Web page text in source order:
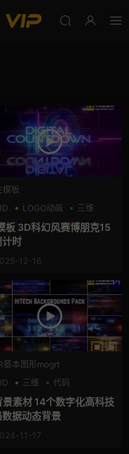
模板
LOGO动画 三维
板 3D科幻风赛博朋克15
时
12-16
基本图形mogrt
三维 代码
素材 14个数字化高科技
据动态背景
11-17